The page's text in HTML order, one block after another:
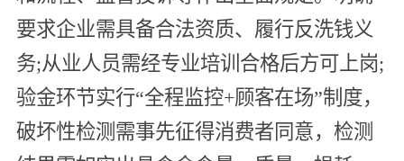
要求企业需具备合法资质、履行反洗钱义
务;从业人员需经专业培训合格后方可上岗;
验金环节实行“全程监控+顾客在场”制度，
破坏性检测需事先征得消费者同意，检测